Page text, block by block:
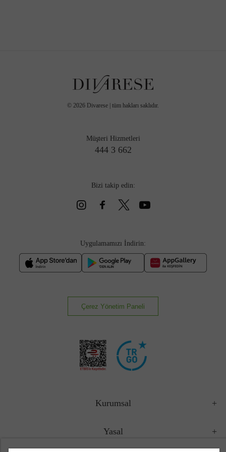
© 2026 Divarese | tüm hakları saklıdır.
Müşteri Hizmetleri
444 3 662
Bizi takip edin:
Uygulamamızı İndirin:
Çerez Yönetim Paneli
Kurumsal
Yasal